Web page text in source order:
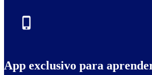
App exclusivo para